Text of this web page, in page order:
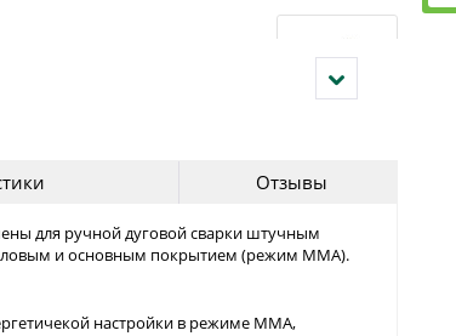
Отзывы
для ручной дуговой сварки штучным
и основным покрытием (режим ММА).
настройки в режиме ММА,